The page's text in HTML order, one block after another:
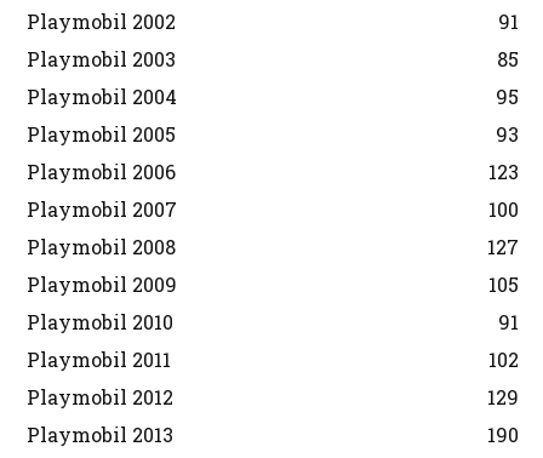
Playmobil 2002
91
Playmobil 2003
85
Playmobil 2004
95
Playmobil 2005
93
Playmobil 2006
123
Playmobil 2007
100
Playmobil 2008
127
Playmobil 2009
105
Playmobil 2010
91
Playmobil 2011
102
Playmobil 2012
129
Playmobil 2013
190